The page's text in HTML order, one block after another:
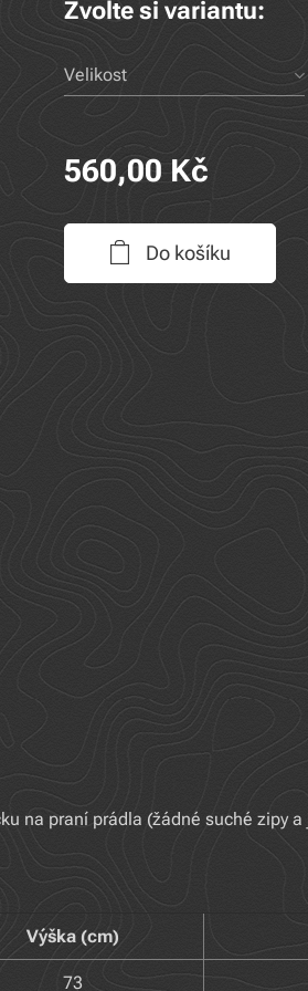
Zvolte si variantu:
Velikost
560,00 Kč
Do košíku
na praní prádla (žádné suché zipy
Výška (cm)
73